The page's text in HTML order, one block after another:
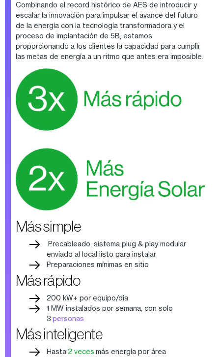
Combinando el record histórico de AES de introducir y
escalar la innovación para impulsar el avance del futuro
de la energía con la tecnología transformadora y el
proceso de implantación de 5B, estamos
proporcionando a los clientes la capacidad para cumplir
las metas de energía a un ritmo que antes era imposible.
Más simple
Precableado, sistema plug & play modular
enviado al local listo para instalar
Preparaciones mínimas en sitio
Más rápido
200 kW+ por equipo/día
1 MW instalados por semana, con solo
3 personas
Más inteligente
Hasta2 veces más energía por área